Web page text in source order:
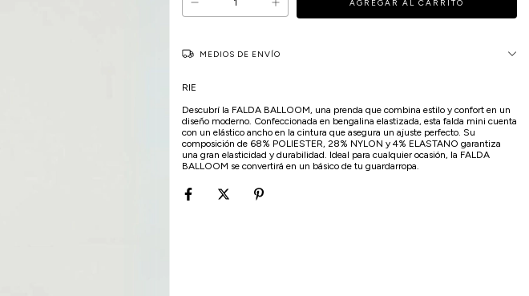
MEDIOS DE ENVÍO
RIE
Descubrí la FALDA BALLOOM, una prenda que combina estilo y confort en un
diseño moderno. Confeccionada en bengalina elastizada, esta falda mini cuenta
con un elástico ancho en la cintura que asegura un ajuste perfecto. Su
composición de 68% POLIESTER, 28% NYLON y 4% ELASTANO garantiza
una gran elasticidad y durabilidad. Ideal para cualquier ocasión, la FALDA
BALLOOM se convertirá en un básico de tu guardarropa.